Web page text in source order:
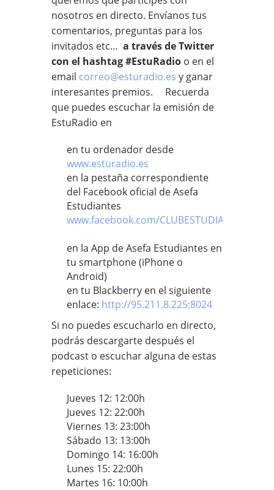
nosotros en directo. Envíanos tus
comentarios, preguntas para los
invitados etc… a través de Twitter
con el hashtag #EstuRadio o en el
email correo@esturadio.es y ganar
interesantes premios. Recuerda
que puedes escuchar la emisión de
EstuRadio en
en tu ordenador desde
www.esturadio.es
en la pestaña correspondiente
del Facebook oficial de Asefa
Estudiantes
www.facebook.com/CLUBESTUDIANTES
en la App de Asefa Estudiantes en
tu smartphone (iPhone o
Android)
en tu Blackberry en el siguiente
enlace: http://95.211.8.225:8024
Si no puedes escucharlo en directo,
podrás descargarte después el
podcast o escuchar alguna de estas
repeticiones:
Jueves 12: 12:00h
Jueves 12: 22:00h
Viernes 13: 23:00h
Sábado 13: 13:00h
Domingo 14: 16:00h
Lunes 15: 22:00h
Martes 16: 10:00h